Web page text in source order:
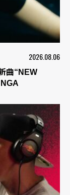
2026.08.06
曲“NEW